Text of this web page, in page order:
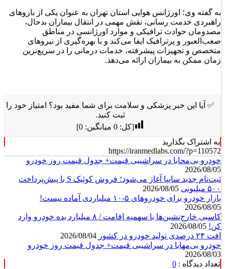
به گفته وی؛ اورژانس هوایی استان تهران به عنوان یکی از بازوهای
راهبردی خدمت رسانی، نقش مهمی در انتقال بیماران بدحال،
مصدومان حوادث ترافیکی و موارد اورژانسی در مناطق
صعب‌العبور و پرترافیک ایفا می‌کند و با بهره‌گیری از نیروهای
متخصص و تجهیزات پیشرفته، خدمات درمانی را در سریع‌ترین
زمان ممکن به بیماران ارائه می‌دهد.
✅ آیا این خبر پزشکی و سلامت برای شما مفید بود؟ امتیاز خود را
ثبت کنید.
[کل:0 میانگین:0
]
به اشتراک بگذارید
https://iranmedlabs.com/?p=110572
خودرو بی‌محابا در سراشیبی قیمت+ جدول قیمت روز خودرو
2026/08/05
ثبت‌نام جدید سایپا آغاز می‌شود؛ فروش کوئیک S با پیش‌پرداخت
۵۰۰ میلیونی
بازار خودرو برای خودروهای ۵-۱۰ میلیاردی آماده نیست!
2026/08/05
کاسبی خارج‌نشین‌ها با سهمیه اقامت / ۸ میلیارد بده خودرو وارد
کن!
افت ۲۴ درصدی تولید خودرو در کشور
خودرو بی‌مهابا در سراشیبی قیمت+ جدول قیمت روز خودرو
2026/08/03
تعداد دیدگاه : 0